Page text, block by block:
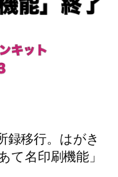
録移行。はがき
て名印刷機能」